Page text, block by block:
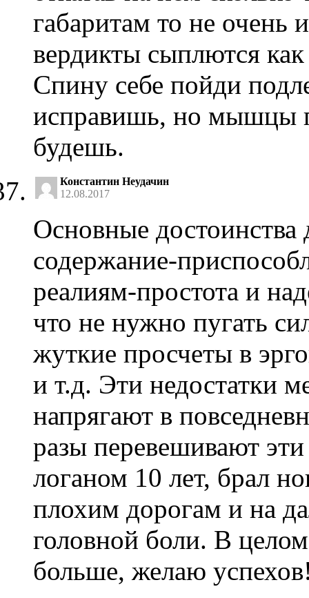
габаритам то не очень
вердикты сыплются
Спину себе пойди
исправишь, но мышцы
будешь.
Константин Неудачин
12.08.2017
Основные достоинства
содержание-
реалиям-простота и
что не нужно пугать
жуткие просчеты в
и т.д. Эти недостатки
напрягают в
разы перевешивают
логаном 10 лет, брал
плохим дорогам и на
головной боли. В
больше, желаю